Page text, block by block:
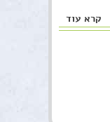
קרא עוד